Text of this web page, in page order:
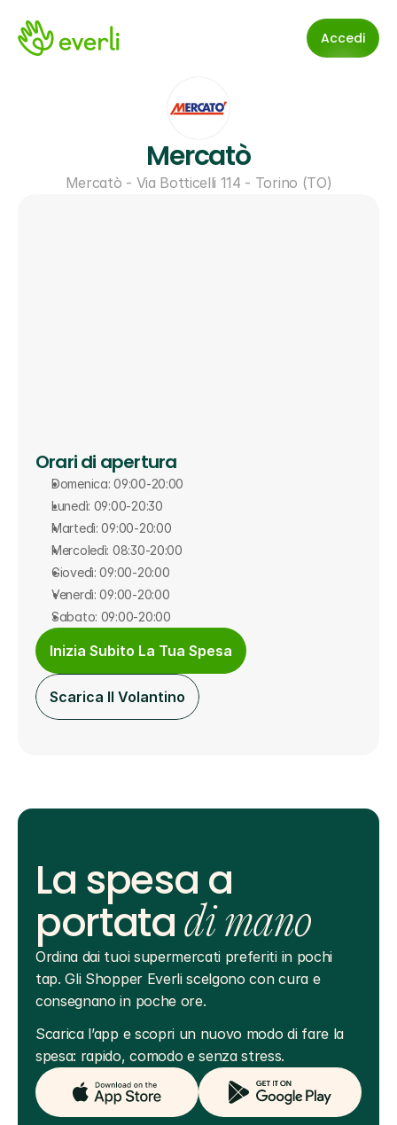
Accedi
Mercatò
Mercatò - Via Botticelli 114 - Torino (TO)
Orari di apertura
Domenica: 09:00-20:00
Lunedì: 09:00-20:30
Martedì: 09:00-20:00
Mercoledì: 08:30-20:00
Giovedì: 09:00-20:00
Venerdì: 09:00-20:00
Sabato: 09:00-20:00
Inizia Subito La Tua Spesa
Scarica Il Volantino
La spesa a
portatadi mano
Ordina dai tuoi supermercati preferiti in pochi
tap. Gli Shopper Everli scelgono con cura e
consegnano in poche ore.
Scarica l’app e scopri un nuovo modo di fare la
spesa: rapido, comodo e senza stress.